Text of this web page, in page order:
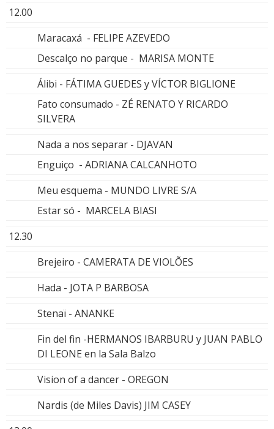
12.00
Maracaxá - FELIPE AZEVEDO
Descalço no parque - MARISA MONTE
Álibi - FÁTIMA GUEDES y VÍCTOR BIGLIONE
Fato consumado - ZÉ RENATO Y RICARDO
SILVERA
Nada a nos separar - DJAVAN
Enguiço - ADRIANA CALCANHOTO
Meu esquema - MUNDO LIVRE S/A
Estar só - MARCELA BIASI
12.30
Brejeiro - CAMERATA DE VIOLÕES
Hada - JOTA P BARBOSA
Stenaï - ANANKE
Fin del fin -HERMANOS IBARBURU y JUAN PABLO
DI LEONE en la Sala Balzo
Vision of a dancer - OREGON
Nardis (de Miles Davis) JIM CASEY